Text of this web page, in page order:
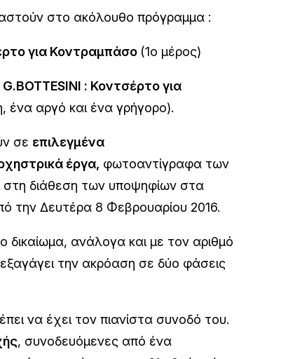
στο ακόλουθο πρόγραμμα :
για Κοντραμπάσο (1ο μέρος)
: Κοντσέρτο για
ένα αργό και ένα γρήγορο).
σε επιλεγμένα
έργα, φωτοαντίγραφα των
στη διάθεση των υποψηφίων στα
την Δευτέρα 8 Φεβρουαρίου 2016.
δικαίωμα, ανάλογα και με τον αριθμό
την ακρόαση σε δύο φάσεις
να έχει τον πιανίστα συνοδό του.
, συνοδευόμενες από ένα